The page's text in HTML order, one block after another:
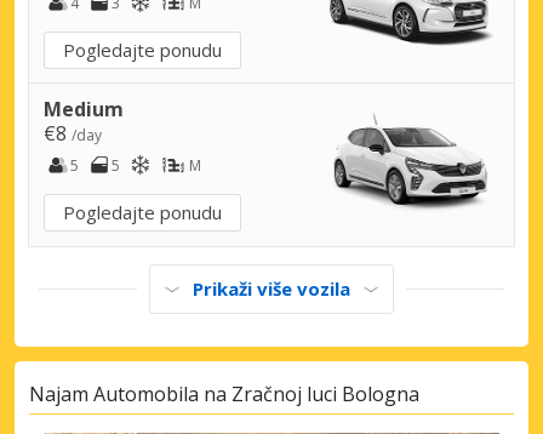
Pogledajte ponudu
Medium
€8 /day
5
5 M
Pogledajte ponudu
Prikaži više vozila
Najam Automobila na Zračnoj luci Bologna